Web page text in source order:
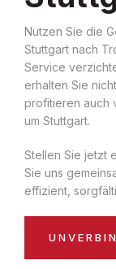
Nutzen Sie die
Stuttgart nach
Service
erhalten Sie
profitieren auch
um Stuttgart.
Stellen Sie jetzt
Sie uns
effizient,